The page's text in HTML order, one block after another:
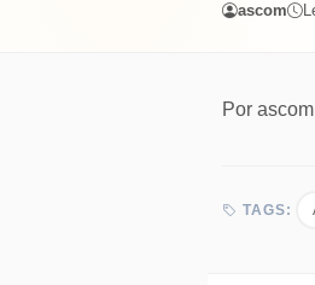
ascom
Por ascom
TAGS: